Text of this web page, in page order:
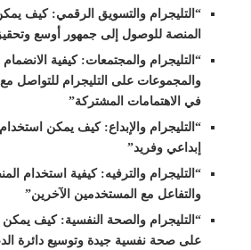
“التليجرام والتسويق الرقمي: كيف
المنصة للوصول إلى جمهور أوسع
“التليجرام والمجتمعات: كيفية
والمجموعات على التليجرام للتواصل
في الاهتمامات المشتركة”
“التليجرام والإبداع: كيف يمكن
إبداعي وفريد”
“التليجرام والترفيه: كيفية استخدام
والتفاعل مع المستخدمين الآخرين”
“التليجرام والصحة النفسية: كيف
على صحة نفسية جيدة وتوسيع دائرة